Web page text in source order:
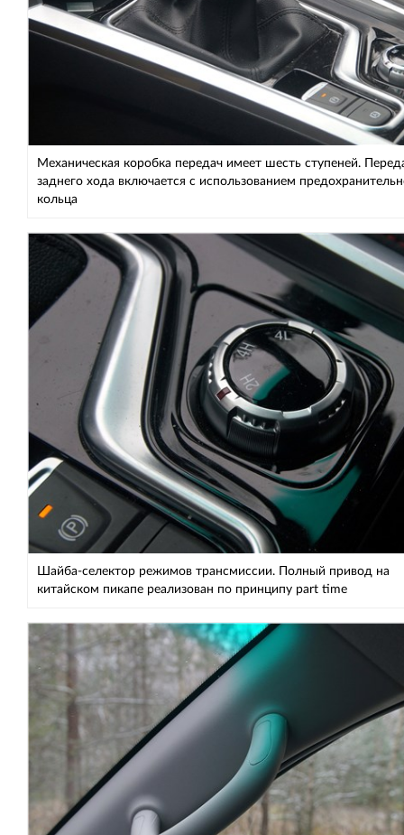
Механическая коробка передач имеет шесть ступеней.
заднего хода включается с использованием
кольца
Шайба-селектор режимов трансмиссии. Полный привод на
китайском пикапе реализован по принципу part time